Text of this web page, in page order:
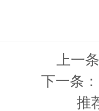
上一
下一条：
推